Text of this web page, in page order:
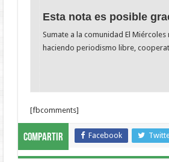
Esta nota es posible
Sumate a la comunidad El
haciendo periodismo libre,
[fbcomments]
Compartir Facebook